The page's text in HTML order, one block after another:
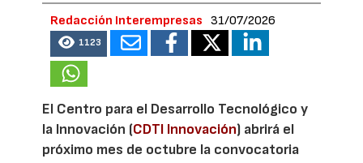
Redacción Interempresas 31/07/2026
1123
El Centro para el Desarrollo Tecnológico y
la Innovación (CDTI Innovación) abrirá el
próximo mes de octubre la convocatoria